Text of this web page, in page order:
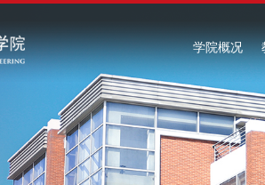
学院概况